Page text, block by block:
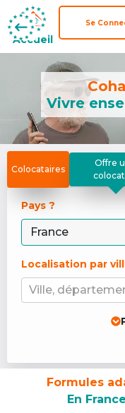
Accueil
Se
Accueil
Se
Vivre
Colocataires
Offre
Pays ?
Localisation par
Ville,
Formules
En